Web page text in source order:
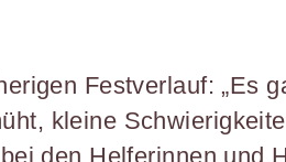
Festverlauf: „Es
kleine
den Helferinnen und